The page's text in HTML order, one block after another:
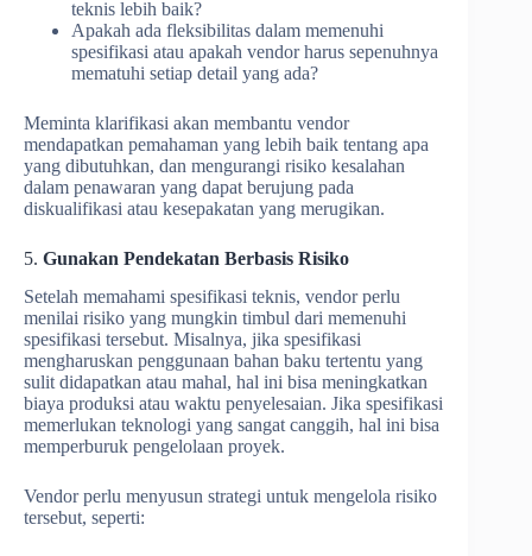
teknis lebih baik?
Apakah ada fleksibilitas dalam memenuhi
spesifikasi atau apakah vendor harus sepenuhnya
mematuhi setiap detail yang ada?
Meminta klarifikasi akan membantu vendor
mendapatkan pemahaman yang lebih baik tentang apa
yang dibutuhkan, dan mengurangi risiko kesalahan
dalam penawaran yang dapat berujung pada
diskualifikasi atau kesepakatan yang merugikan.
5. Gunakan Pendekatan Berbasis Risiko
Setelah memahami spesifikasi teknis, vendor perlu
menilai risiko yang mungkin timbul dari memenuhi
spesifikasi tersebut. Misalnya, jika spesifikasi
mengharuskan penggunaan bahan baku tertentu yang
sulit didapatkan atau mahal, hal ini bisa meningkatkan
biaya produksi atau waktu penyelesaian. Jika spesifikasi
memerlukan teknologi yang sangat canggih, hal ini bisa
memperburuk pengelolaan proyek.
Vendor perlu menyusun strategi untuk mengelola risiko
tersebut, seperti: